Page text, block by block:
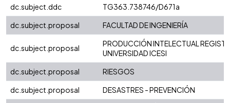
dc.subject.ddc
TG363.738746/D671a
dc.subject.proposal
FACULTAD DE INGENIERÍA
dc.subject.proposal
PRODUCCIÓN INTELECTUAL
UNIVERSIDAD ICESI
dc.subject.proposal
RIESGOS
dc.subject.proposal
DESASTRES - PREVENCIÓN